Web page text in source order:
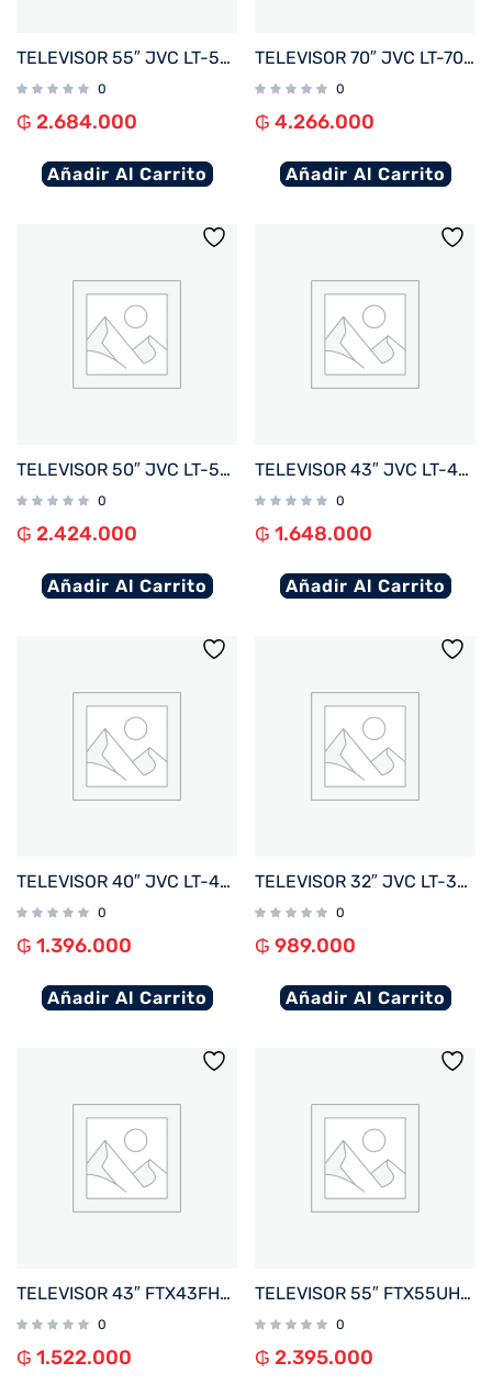
TELEVISOR 55″ JVC LT-55N7165U 4K UHD/HDR/ DIG/BLUETOOTH/3HDMI/2USB/RED/WHALE BORDE INFINIT
0
₲ 2.684.000
Añadir Al Carrito
TELEVISOR 70″ JVC LT-70NQ7165U 4K UHD/QLED/ OPT/DIG/BLUETOOTH/3HDMI/2USB/RED/WHALE BORDE I
0
₲ 4.266.000
Añadir Al Carrito
TELEVISOR 50″ JVC LT-50N7165U 4K UHD/HDR/ DIG/BLUETOOTH/3HDMI/2USB/RED/WHALE BORDE INFINIT
0
₲ 2.424.000
Añadir Al Carrito
TELEVISOR 43″ JVC LT-43N5165U FHD OPT/ DIG/ BLUETOOTH/ 3 HDMI/ 2 USB/ RED/ WHALE BORDE INF
0
₲ 1.648.000
Añadir Al Carrito
TELEVISOR 40″ JVC LT-40N5165U FHD OPT/ DIG/ BLUETOOTH/ 3 HDMI/ 2 USB/ RED/ WHALE BORDE INF
0
₲ 1.396.000
Añadir Al Carrito
TELEVISOR 32″ JVC LT-32N3165U FHD OPT/ DIG/ BLUETOOTH/ 3 HDMI/ 2 USB/ RED/ WHALE BORDE INF
0
₲ 989.000
Añadir Al Carrito
TELEVISOR 43″ FTX43FHD4V1 FHD DIG/SMART/2HDMI/2USB/RED/AND14 BORDE INFINITO
0
₲ 1.522.000
TELEVISOR 55″ FTX55UHD5V1 4K UHD DIG/SMART/3HDMI/2USB/RED/AND15 + MAGIC REMOTE BORDE INFIN
0
₲ 2.395.000